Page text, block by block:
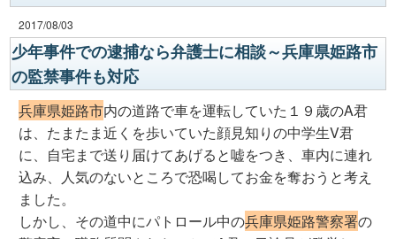
2017/08/03
少年事件での逮捕なら弁護士に相談～兵庫県姫路市
の監禁事件も対応
兵庫県姫路市内の道路で車を運転していた１９歳のA君
は、たまたま近くを歩いていた顔見知りの中学生V君
に、自宅まで送り届けてあげると嘘をつき、車内に連れ
込み、人気のないところで恐喝してお金を奪おうと考え
ました。
しかし、その道中にパトロール中の兵庫県姫路警察署の